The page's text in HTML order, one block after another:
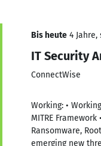
Bis heute 4 Jahre,
IT Security
ConnectWise
Working: •
MITRE
Ransomware,
emerging new